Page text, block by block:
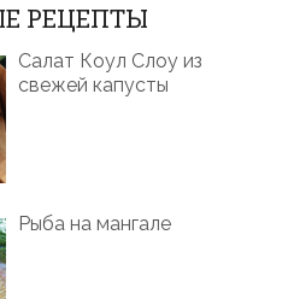
РЕЦЕПТЫ
Салат Коул Слоу из
свежей капусты
Рыба на мангале